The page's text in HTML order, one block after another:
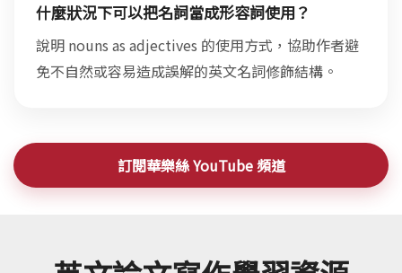
什麼狀況下可以把名詞當成形容詞使用？
說明 nouns as adjectives 的使用方式，協助作者避
免不自然或容易造成誤解的英文名詞修飾結構。
訂閱華樂絲 YouTube 頻道